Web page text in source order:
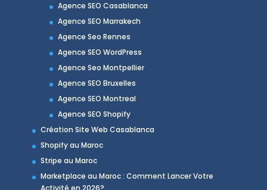
Agence SEO Casablanca
Agence SEO Marrakech
Agence Seo Rennes
Agence SEO WordPress
Agence Seo Montpellier
Agence SEO Bruxelles
Agence SEO Montreal
Agence SEO Shopify
Création Site Web Casablanca
Shopify au Maroc
Stripe au Maroc
Marketplace au Maroc : Comment Lancer Votre
Activité en 2026?